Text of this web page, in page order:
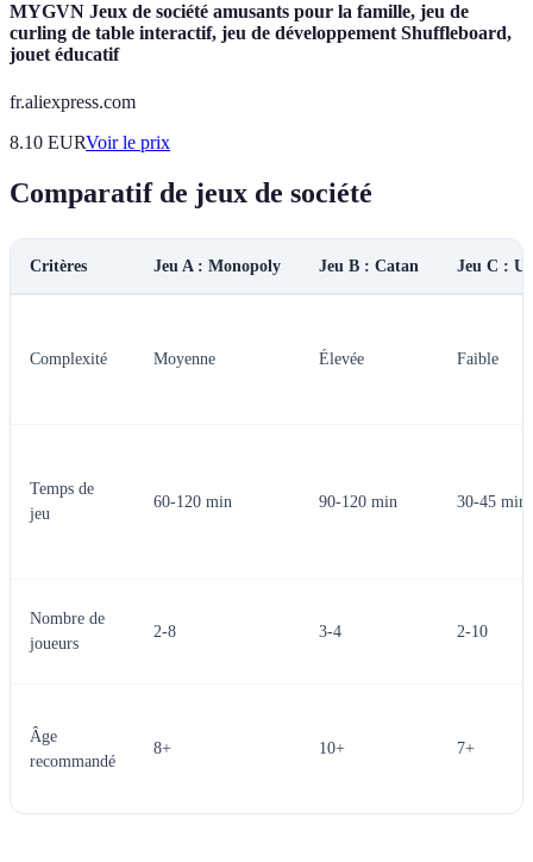
MYGVN Jeux de société amusants pour la famille, jeu de
curling de table interactif, jeu de développement Shuffleboard,
jouet éducatif
fr.aliexpress.com
8.10 EURVoir le prix
Comparatif de jeux de société
Critères Jeu A : Monopoly Jeu B : Catan Jeu C :
Complexité Moyenne Élevée Faible
Temps de
jeu
60-120 min 90-120 min 30-45 min
Nombre de
joueurs
2-8 3-4 2-10
Âge
recommandé
8+ 10+ 7+